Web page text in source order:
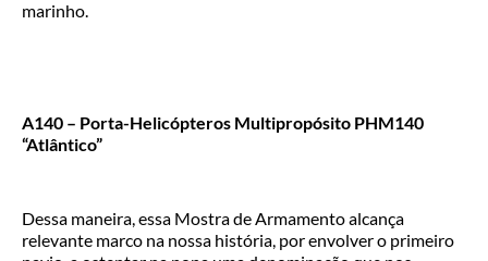
marinho.
A140 – Porta-Helicópteros Multipropósito PHM140
“Atlântico”
Dessa maneira, essa Mostra de Armamento alcança
relevante marco na nossa história, por envolver o primeiro